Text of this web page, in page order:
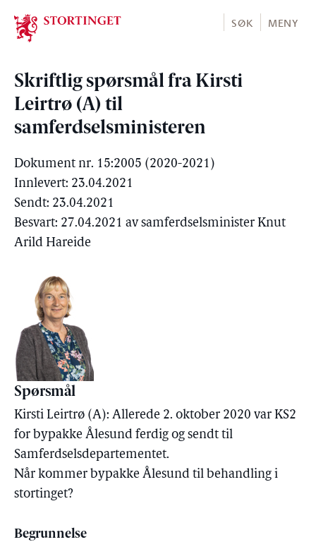
Stortinget.no
SØK MENY
Skriftlig spørsmål fra Kirsti
Leirtrø (A) til
samferdselsministeren
Dokument nr. 15:2005 (2020-2021)
Innlevert: 23.04.2021
Sendt: 23.04.2021
Besvart: 27.04.2021 av samferdselsminister Knut
Arild Hareide
Spørsmål
Kirsti Leirtrø (A): Allerede 2. oktober 2020 var KS2
for bypakke Ålesund ferdig og sendt til
Samferdselsdepartementet.
Når kommer bypakke Ålesund til behandling i
stortinget?
Begrunnelse